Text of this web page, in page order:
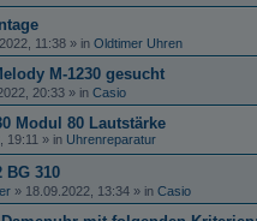
11:38 » in Oldtimer Uhren
M-1230 gesucht
20:33 » in Casio
Modul 80 Lautstärke
19:11 » in Uhrenreparatur
BG 310
» 18.09.2022, 13:34 » in Casio